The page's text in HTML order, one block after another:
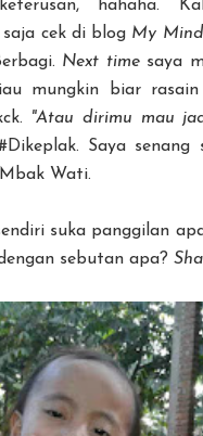
hahaha.
cek di blog My Mind
Next timesaya
mungkin biar
"Atau dirimu mau
Saya senang
Wati.
suka panggilan
sebutan apa?